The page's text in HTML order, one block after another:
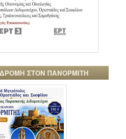
ΣΤΟΝ ΠΑΝΟΡΜΙΤΗ